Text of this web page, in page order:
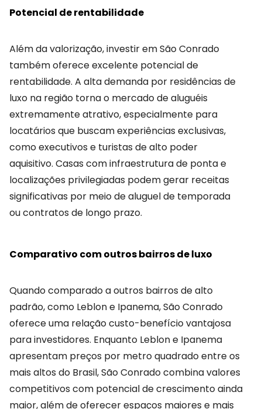
Potencial de rentabilidade
Além da valorização, investir em São Conrado
também oferece excelente potencial de
rentabilidade. A alta demanda por residências de
luxo na região torna o mercado de aluguéis
extremamente atrativo, especialmente para
locatários que buscam experiências exclusivas,
como executivos e turistas de alto poder
aquisitivo. Casas com infraestrutura de ponta e
localizações privilegiadas podem gerar receitas
significativas por meio de aluguel de temporada
ou contratos de longo prazo.
Comparativo com outros bairros de luxo
Quando comparado a outros bairros de alto
padrão, como Leblon e Ipanema, São Conrado
oferece uma relação custo-benefício vantajosa
para investidores. Enquanto Leblon e Ipanema
apresentam preços por metro quadrado entre os
mais altos do Brasil, São Conrado combina valores
competitivos com potencial de crescimento ainda
maior, além de oferecer espaços maiores e mais